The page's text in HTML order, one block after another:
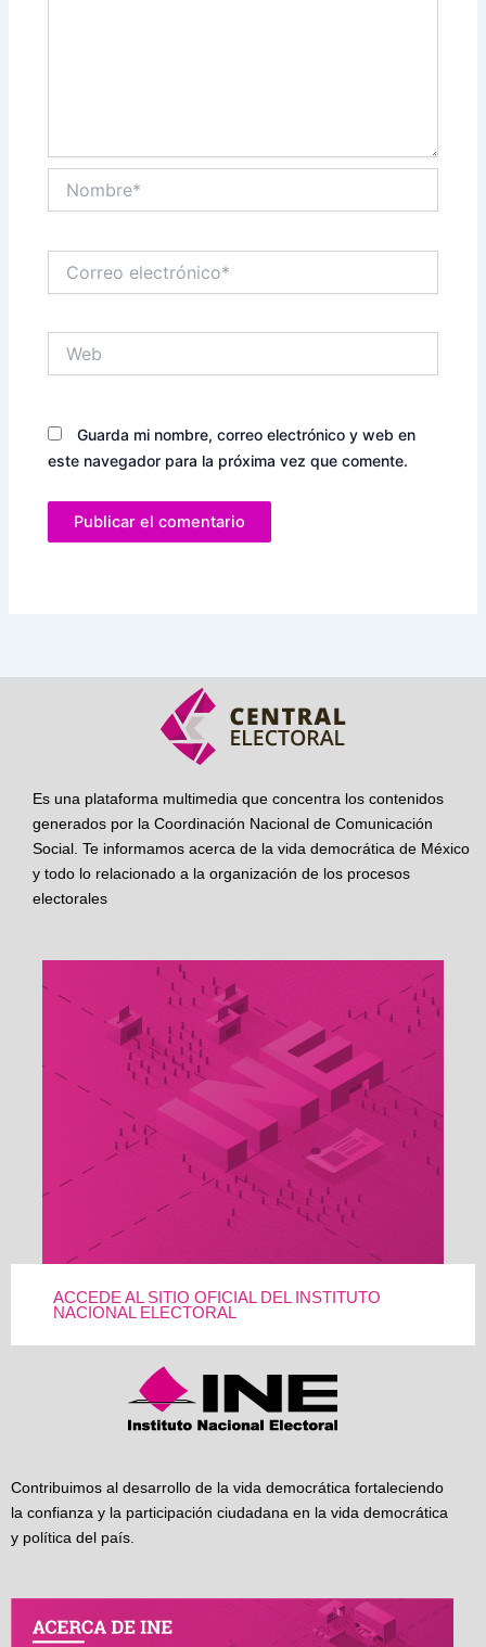
electrónico*
Guarda mi nombre, correo electrónico y web en
este navegador para la próxima vez que comente.
Es una plataforma multimedia que concentra los contenidos
generados por la Coordinación Nacional de Comunicación
Social. Te informamos acerca de la vida democrática de México
y todo lo relacionado a la organización de los procesos
electorales
ACCEDE AL SITIO OFICIAL DEL INSTITUTO
NACIONAL ELECTORAL
Contribuimos al desarrollo de la vida democrática fortaleciendo
la confianza y la participación ciudadana en la vida democrática
y política del país.